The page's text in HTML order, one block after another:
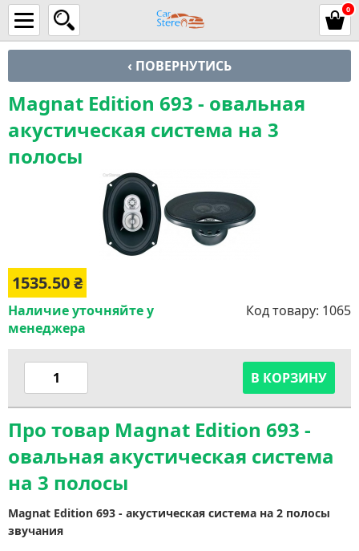
0
‹ ПОВЕРНУТИСЬ
Magnat Edition 693 - овальная
акустическая система на 3
полосы
1535.50₴
Наличие уточняйте у
менеджера
Код товару: 1065
В КОРЗИНУ
Про товар Magnat Edition 693 -
овальная акустическая система
на 3 полосы
Magnat Edition 693 - акустическая система на 2 полосы
звучания